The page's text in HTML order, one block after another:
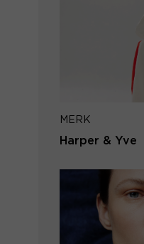
MERK
Harper & Yve